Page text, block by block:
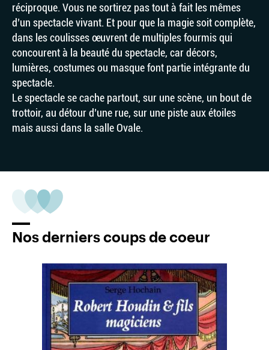
réciproque. Vous ne sortirez pas tout à fait les mêmes
d’un spectacle vivant. Et pour que la magie soit complète,
dans les coulisses œuvrent de multiples fourmis qui
concourent à la beauté du spectacle, car décors,
lumières, costumes ou masque font partie intégrante du
spectacle.
Le spectacle se cache partout, sur une scène, un bout de
trottoir, au détour d’une rue, sur une piste aux étoiles
mais aussi dans la salle Ovale.
Nos derniers coups de coeur